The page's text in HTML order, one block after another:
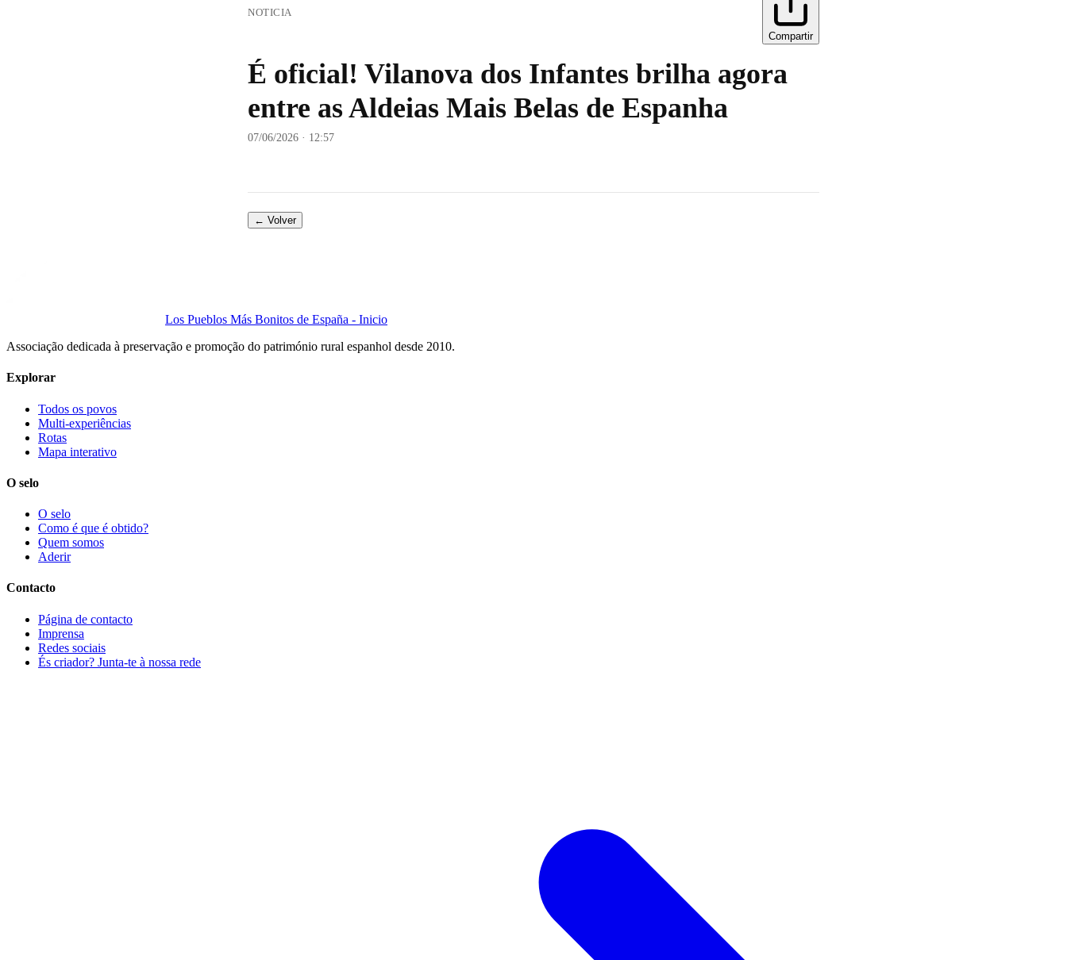
NOTICIA
Compartir
É oficial! Vilanova dos Infantes brilha agora
entre as Aldeias Mais Belas de Espanha
07/06/2026 · 12:57
← Volver
Los Pueblos Más Bonitos de España - Inicio
Associação dedicada à preservação e promoção do património rural espanhol desde 2010.
Explorar
Todos os povos
Multi-experiências
Rotas
Mapa interativo
O selo
O selo
Como é que é obtido?
Quem somos
Aderir
Contacto
Página de contacto
Imprensa
Redes sociais
És criador? Junta-te à nossa rede